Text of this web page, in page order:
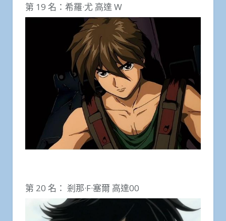
第 19 名：希羅·尤 高達 W
第 20 名： 剎那·F·塞爾 高達00